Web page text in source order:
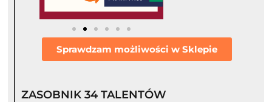
Sprawdzam możliwości w Sklepie
ZASOBNIK 34 TALENTÓW